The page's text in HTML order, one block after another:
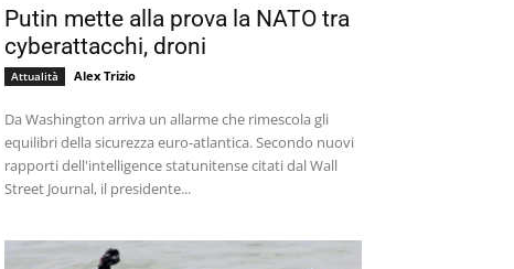
Putin mette alla prova la NATO tra
cyberattacchi, droni
Attualità Alex Trizio
Da Washington arriva un allarme che rimescola gli
equilibri della sicurezza euro-atlantica. Secondo nuovi
rapporti dell'intelligence statunitense citati dal Wall
Street Journal, il presidente...